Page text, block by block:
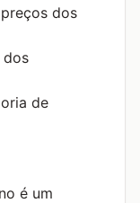
dos
dos
de
é um